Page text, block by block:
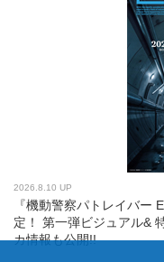
2026.8.10 UP
『機動警察パトレイバー
定！ 第一弾ビジュアル&
カ情報も公開!!